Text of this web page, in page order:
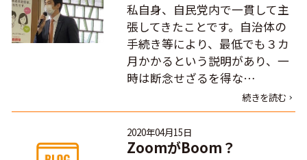
私自身、自民党内で一貫して主
張してきたことです。自治体の
手続き等により、最低でも３カ
月かかるという説明があり、一
時は断念せざるを得な…
続きを読む
2020年04月15日
ZoomがBoom？